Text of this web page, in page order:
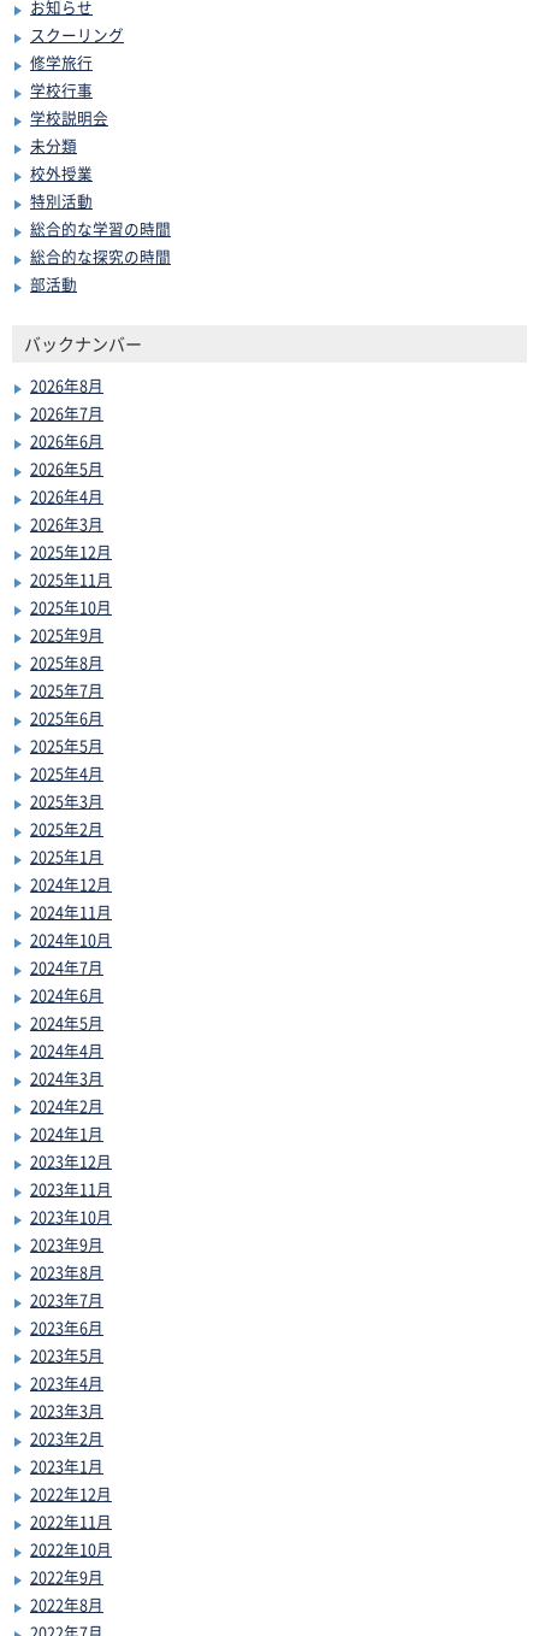
お知らせ
スクーリング
修学旅行
学校行事
学校説明会
未分類
校外授業
特別活動
総合的な学習の時間
総合的な探究の時間
部活動
バックナンバー
2026年8月
2026年7月
2026年6月
2026年5月
2026年4月
2026年3月
2025年12月
2025年11月
2025年10月
2025年9月
2025年8月
2025年7月
2025年6月
2025年5月
2025年4月
2025年3月
2025年2月
2025年1月
2024年12月
2024年11月
2024年10月
2024年7月
2024年6月
2024年5月
2024年4月
2024年3月
2024年2月
2024年1月
2023年12月
2023年11月
2023年10月
2023年9月
2023年8月
2023年7月
2023年6月
2023年5月
2023年4月
2023年3月
2023年2月
2023年1月
2022年12月
2022年11月
2022年10月
2022年9月
2022年8月